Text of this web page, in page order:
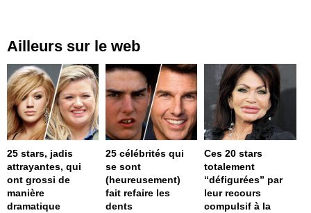
Ailleurs sur le web
25 stars, jadis
attrayantes, qui
ont grossi de
manière
dramatique
25 célébrités qui
se sont
(heureusement)
fait refaire les
dents
Ces 20 stars
totalement
“défigurées” par
leur recours
compulsif à la